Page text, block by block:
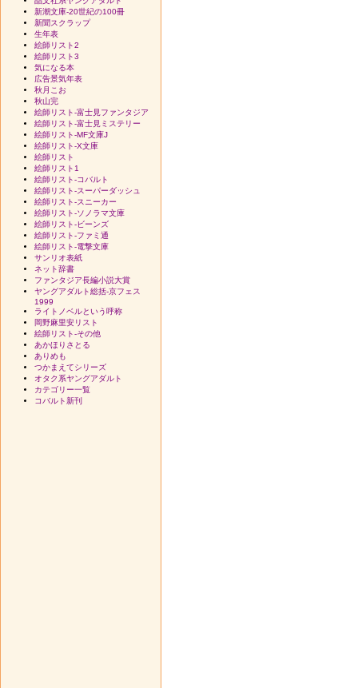
新潮文庫-20世紀の100冊
新聞スクラップ
生年表
絵師リスト2
絵師リスト3
気になる本
広告景気年表
秋月こお
秋山完
絵師リスト-富士見ファンタジア
絵師リスト-富士見ミステリー
絵師リスト-MF文庫J
絵師リスト-X文庫
絵師リスト
絵師リスト1
絵師リスト-コバルト
絵師リスト-スーパーダッシュ
絵師リスト-スニーカー
絵師リスト-ソノラマ文庫
絵師リスト-ビーンズ
絵師リスト-ファミ通
絵師リスト-電撃文庫
サンリオ表紙
ネット辞書
ファンタジア長編小説大賞
ヤングアダルト総括-京フェス
1999
ライトノベルという呼称
岡野麻里安リスト
絵師リスト-その他
あかほりさとる
ありめも
つかまえてシリーズ
オタク系ヤングアダルト
カテゴリー一覧
コバルト新刊